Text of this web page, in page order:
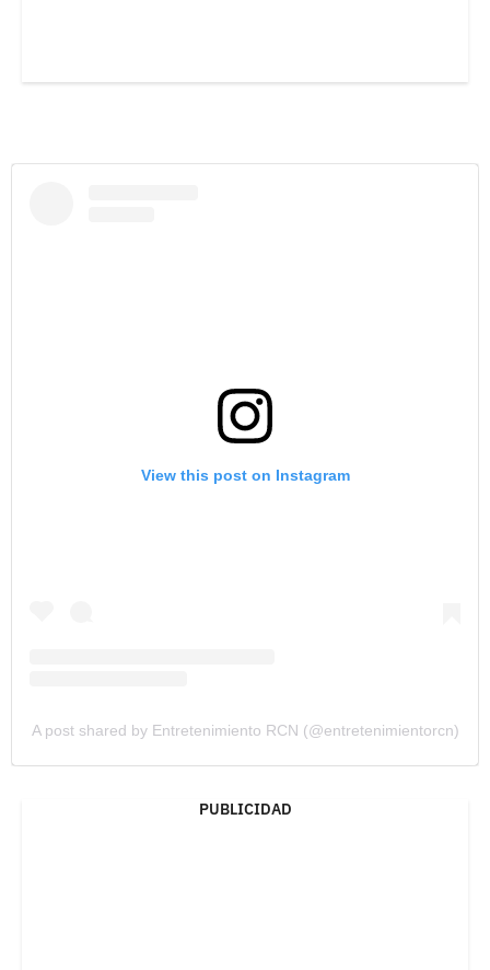
View this post on Instagram
A post shared by Entretenimiento RCN (@entretenimientorcn)
PUBLICIDAD